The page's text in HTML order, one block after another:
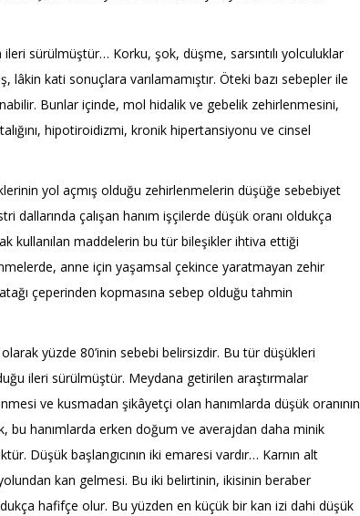
sürülmüştür… Korku, şok, düşme, sarsıntılı yolculuklar
kati sonuçlara varılamamıştır. Öteki bazı sebepler ile
Bunlar içinde, mol hidalik ve gebelik zehirlenmesini,
hipotiroidizmi, kronik hipertansiyonu ve cinsel
yol açmış olduğu zehirlenmelerin düşüğe sebebiyet
dallarında çalışan hanım işçilerde düşük oranı oldukça
kullanılan maddelerin bu tür bileşikler ihtiva ettiği
anne için yaşamsal çekince yaratmayan zehir
çeperinden kopmasına sebep olduğu tahmin
yüzde 80’inin sebebi belirsizdir. Bu tür düşükleri
ileri sürülmüştür. Meydana getirilen araştırmalar
ve kusmadan şikâyetçi olan hanımlarda düşük oranının
hanımlarda erken doğum ve averajdan daha minik
Düşük başlangıcının iki emaresi vardır… Karnın alt
kan gelmesi. Bu iki belirtinin, ikisinin beraber
hafifçe olur. Bu yüzden en küçük bir kan izi dahi düşük